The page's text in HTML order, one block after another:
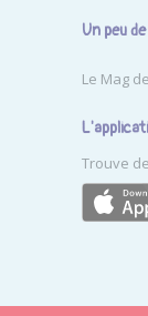
Un peu
Le Mag
Trouve